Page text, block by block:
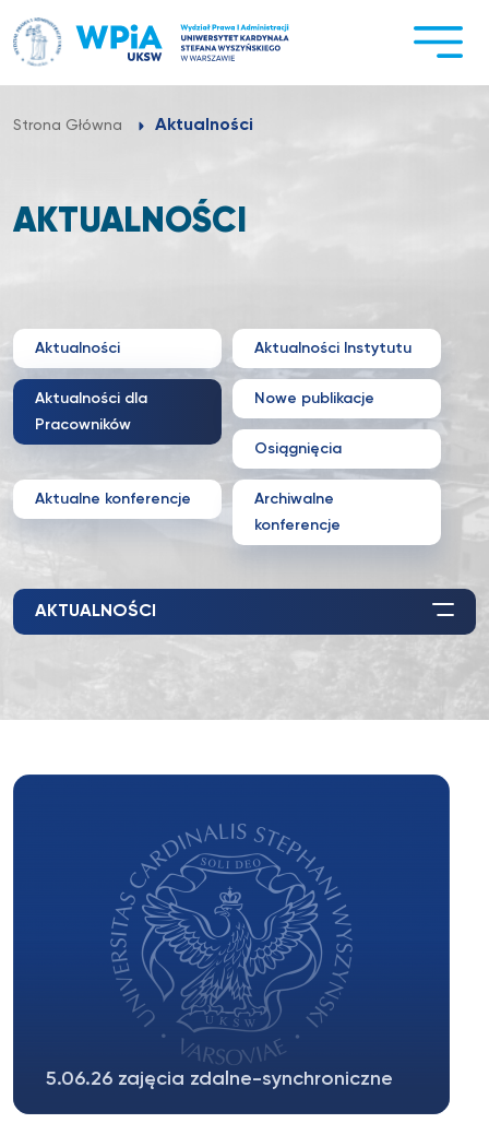
do
treści
Strona Główna Aktualności
AKTUALNOŚCI
Aktualności Aktualności Instytutu
Aktualności dla
Pracowników
Nowe publikacje
Osiągnięcia
Aktualne konferencje
Archiwalne
konferencje
AKTUALNOŚCI
5.06.26 zajęcia zdalne-synchroniczne